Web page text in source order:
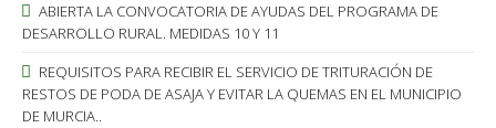
ABIERTA LA CONVOCATORIA DE AYUDAS DEL PROGRAMA DE
DESARROLLO RURAL. MEDIDAS 10 Y 11
REQUISITOS PARA RECIBIR EL SERVICIO DE TRITURACIÓN DE
RESTOS DE PODA DE ASAJA Y EVITAR LA QUEMAS EN EL MUNICIPIO
DE MURCIA..